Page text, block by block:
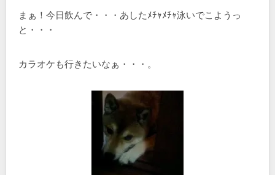
まぁ！今日飲んで・・・あしたﾒﾁｬﾒﾁｬ泳いでこようっ
と・・・
カラオケも行きたいなぁ・・・。